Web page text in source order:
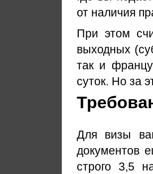
от наличия
При этом
выходных
так и
суток. Но за
Для визы
документов
строго 3,5